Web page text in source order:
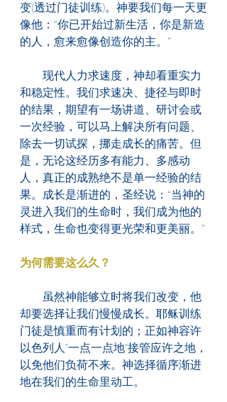
变(透过门徒训练)。神要我们每一天更
像他：“你已开始过新生活，你是新造
的人，愈来愈像创造你的主。”
现代人力求速度，神却看重实力
和稳定性。我们求速决、捷径与即时
的结果，期望有一场讲道、研讨会或
一次经验，可以马上解决所有问题、
除去一切试探，挪走成长的痛苦。但
是，无论这经历多有能力、多感动
人，真正的成熟绝不是单一经验的结
果。成长是渐进的，圣经说：“当神的
灵进入我们的生命时，我们成为他的
样式，生命也变得更光荣和更美丽。”
为何需要这么久？
虽然神能够立时将我们改变，他
却要选择让我们慢慢成长。耶稣训练
门徒是慎重而有计划的；正如神容许
以色列人"一点一点地"接管应许之地，
以免他们负荷不来。神选择循序渐进
地在我们的生命里动工。